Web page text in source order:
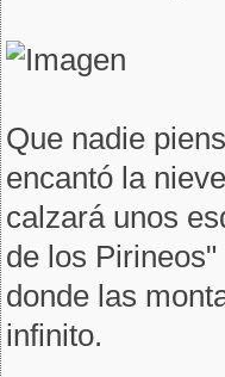
Que nadie
encantó la
calzará unos
de los
donde las
infinito.